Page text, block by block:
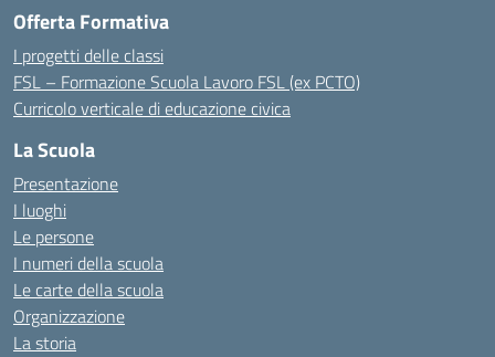
Offerta Formativa
I progetti delle classi
FSL – Formazione Scuola Lavoro FSL (ex PCTO)
Curricolo verticale di educazione civica
La Scuola
Presentazione
I luoghi
Le persone
I numeri della scuola
Le carte della scuola
Organizzazione
La storia